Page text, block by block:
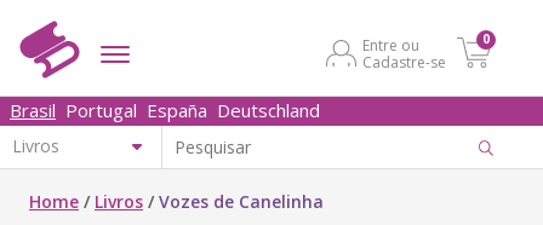
Entre ou
Cadastre-se
0
Brasil Portugal España Deutschland
Home / Livros /Vozes de Canelinha